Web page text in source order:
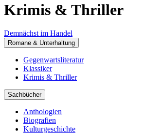
Krimis & Thriller
Demnächst im Handel
Romane & Unterhaltung
Gegenwartsliteratur
Klassiker
Krimis & Thriller
Sachbücher
Anthologien
Biografien
Kulturgeschichte